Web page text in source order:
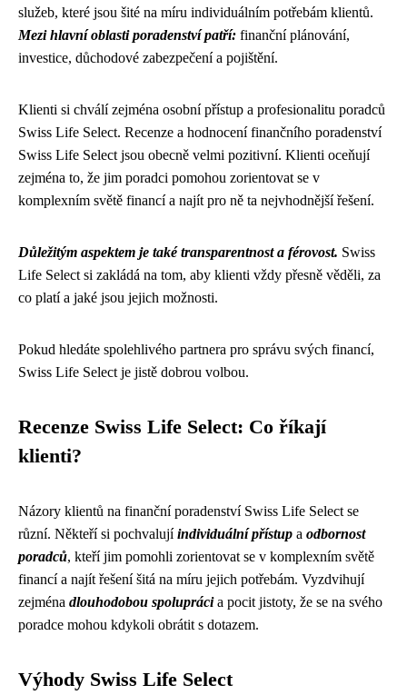
služeb, které jsou šité na míru individuálním potřebám klientů.
Mezi hlavní oblasti poradenství patří: finanční plánování,
investice, důchodové zabezpečení a pojištění.
Klienti si chválí zejména osobní přístup a profesionalitu poradců
Swiss Life Select. Recenze a hodnocení finančního poradenství
Swiss Life Select jsou obecně velmi pozitivní. Klienti oceňují
zejména to, že jim poradci pomohou zorientovat se v
komplexním světě financí a najít pro ně ta nejvhodnější řešení.
Důležitým aspektem je také transparentnost a férovost. Swiss
Life Select si zakládá na tom, aby klienti vždy přesně věděli, za
co platí a jaké jsou jejich možnosti.
Pokud hledáte spolehlivého partnera pro správu svých financí,
Swiss Life Select je jistě dobrou volbou.
Recenze Swiss Life Select: Co říkají
klienti?
Názory klientů na finanční poradenství Swiss Life Select se
různí. Někteří si pochvalujíindividuální přístup a odbornost
poradců, kteří jim pomohli zorientovat se v komplexním světě
financí a najít řešení šitá na míru jejich potřebám. Vyzdvihují
zejména dlouhodobou spoluprácia pocit jistoty, že se na svého
poradce mohou kdykoli obrátit s dotazem.
Výhody Swiss Life Select